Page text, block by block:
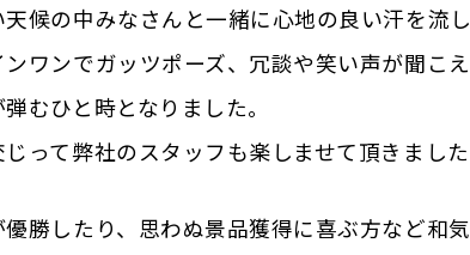
候の中みなさんと一緒に心地の良い汗を流
ンワンでガッツポーズ、冗談や笑い声が聞こ
むひと時となりました。
って弊社のスタッフも楽しませて頂きました
勝したり、思わぬ景品獲得に喜ぶ方など和